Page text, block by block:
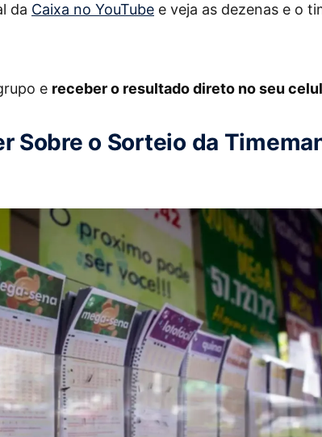
da Caixa no YouTube e veja as dezenas e o
e receber o resultado direto no seu
Sobre o Sorteio da